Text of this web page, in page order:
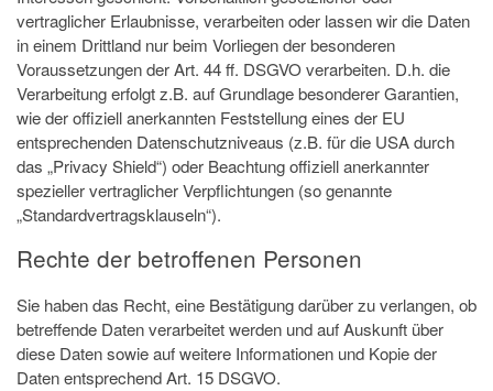
vertraglicher Erlaubnisse, verarbeiten oder lassen wir die Daten
in einem Drittland nur beim Vorliegen der besonderen
Voraussetzungen der Art. 44 ff. DSGVO verarbeiten. D.h. die
Verarbeitung erfolgt z.B. auf Grundlage besonderer Garantien,
wie der offiziell anerkannten Feststellung eines der EU
entsprechenden Datenschutzniveaus (z.B. für die USA durch
das „Privacy Shield“) oder Beachtung offiziell anerkannter
spezieller vertraglicher Verpflichtungen (so genannte
„Standardvertragsklauseln“).
Rechte der betroffenen Personen
Sie haben das Recht, eine Bestätigung darüber zu verlangen, ob
betreffende Daten verarbeitet werden und auf Auskunft über
diese Daten sowie auf weitere Informationen und Kopie der
Daten entsprechend Art. 15 DSGVO.